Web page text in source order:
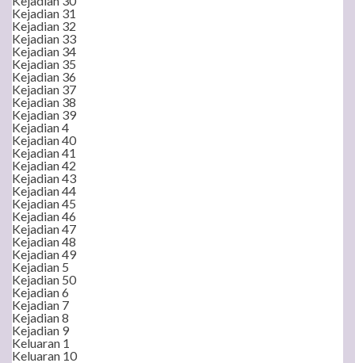
Kejadian 31
Kejadian 32
Kejadian 33
Kejadian 34
Kejadian 35
Kejadian 36
Kejadian 37
Kejadian 38
Kejadian 39
Kejadian 4
Kejadian 40
Kejadian 41
Kejadian 42
Kejadian 43
Kejadian 44
Kejadian 45
Kejadian 46
Kejadian 47
Kejadian 48
Kejadian 49
Kejadian 5
Kejadian 50
Kejadian 6
Kejadian 7
Kejadian 8
Kejadian 9
Keluaran 1
Keluaran 10